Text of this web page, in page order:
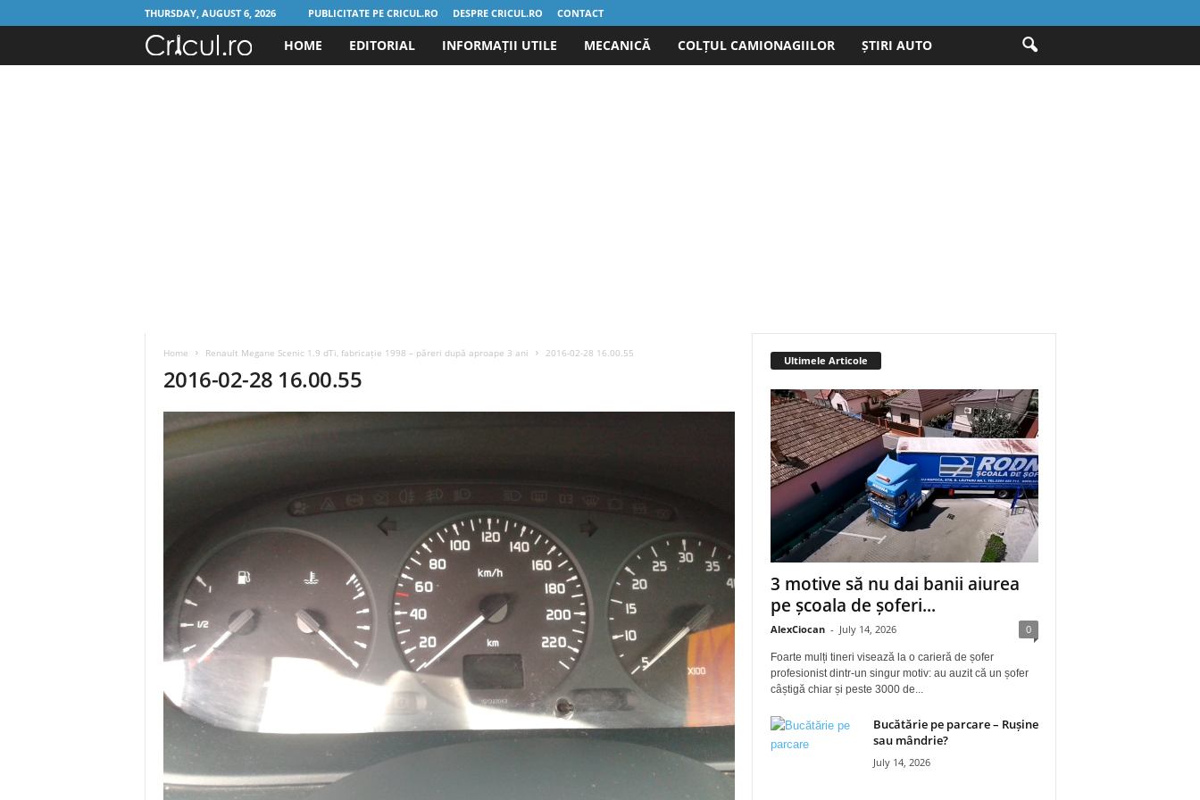
THURSDAY, AUGUST 6, 2026 PUBLICITATE PE CRICUL.RO DESPRE CRICUL.RO CONTACT
o
HOME EDITORIAL INFORMAȚII UTILE MECANICĂ COLȚUL CAMIONAGIILOR ȘTIRI AUTO
Home Renault Megane Scenic 1.9 dTi, fabricație 1998 – păreri după aproape 3 ani 2016-02-28 16.00.55
2016-02-28 16.00.55
Ultimele Articole
3 motive să nu dai banii aiurea
pe școala de șoferi...
AlexCiocan - July 14, 2026 0
Foarte mulți tineri visează la o carieră de șofer
profesionist dintr-un singur motiv: au auzit că un șofer
câștigă chiar și peste 3000 de...
Bucătărie pe parcare – Rușine
sau mândrie?
July 14, 2026